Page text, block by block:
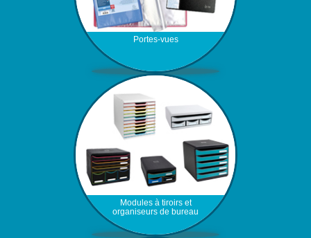
Portes-vues
Modules à tiroirs et
organiseurs de bureau